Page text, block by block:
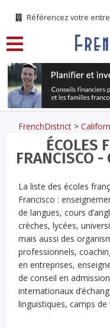
Référencez votre
FrenchDistrict >
ÉCOLES
FRANCISCO -
La liste des écoles
Francisco :
de langues, cours
crèches, lycées,
mais aussi des
professionnels,
en entreprises,
de conseil en
internationaux
linguistiques, camps